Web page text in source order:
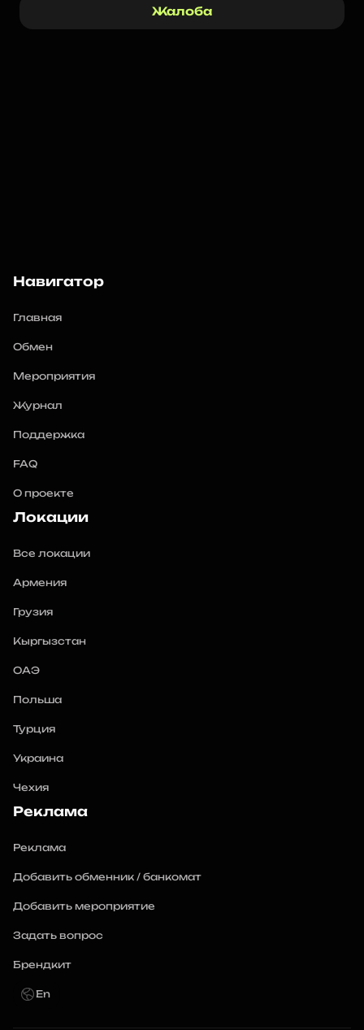
Жалоба
Навигатор
Главная
Обмен
Мероприятия
Журнал
Поддержка
FAQ
О проекте
Локации
Все локации
Армения
Грузия
Кыргызстан
ОАЭ
Польша
Турция
Украина
Чехия
Реклама
Реклама
Добавить обменник / банкомат
Добавить мероприятие
Задать вопрос
Брендкит
En